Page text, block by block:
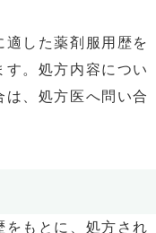
した薬剤服用歴を
。処方内容につい
、処方医へ問い合
をもとに、処方され